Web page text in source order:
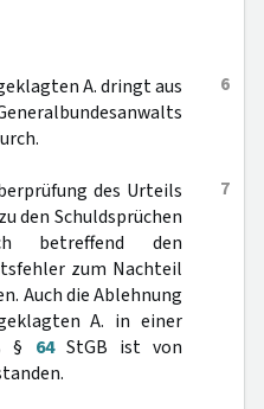
6
A. dringt aus
7
des Urteils
den Schuldsprüchen
betreffend den
zum Nachteil
Auch die Ablehnung
A. in einer
§ 64StGB ist von